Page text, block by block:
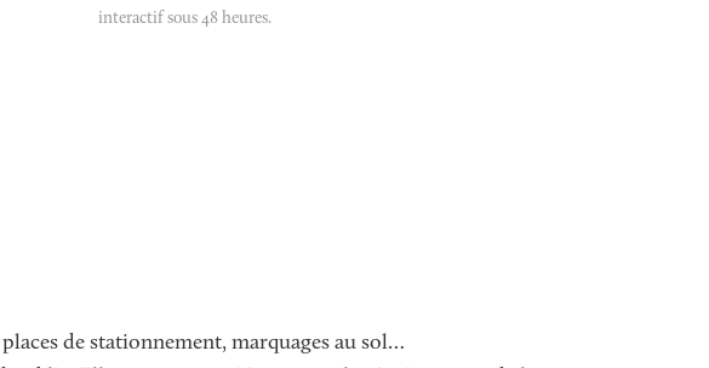
interactif sous 48 heures.
de stationnement, marquages au sol…